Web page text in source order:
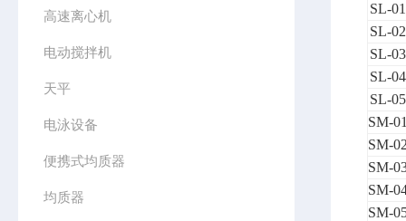
高速离心机
电动搅拌机
天平
电泳设备
便携式均质器
均质器
SL-
SL-
SL-
SL-
SL-
SM-
SM-
SM-
SM-
SM-